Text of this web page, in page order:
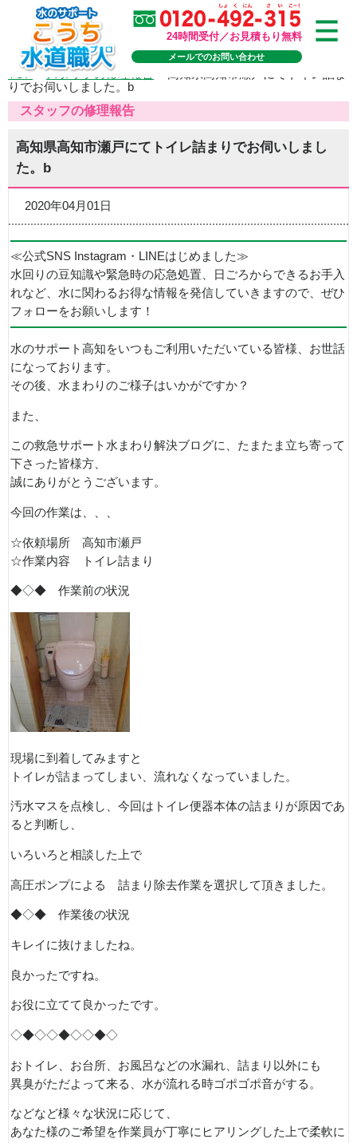
24時間受付／お見積もり無料
メールでのお問い合わせ
TOP>スタッフの修理報告
りでお伺いしました。b
スタッフの修理報告
高知県高知市瀬戸にてトイレ詰まりでお伺いしまし
た。b
2020年04月01日
≪公式SNS Instagram・LINEはじめました≫
水回りの豆知識や緊急時の応急処置、日ごろからできるお手入
れなど、水に関わるお得な情報を発信していきますので、ぜひ
フォローをお願いします！
水のサポート高知をいつもご利用いただいている皆様、お世話
になっております。
その後、水まわりのご様子はいかがですか？
また、
この救急サポート水まわり解決ブログに、たまたま立ち寄って
下さった皆様方、
誠にありがとうございます。
今回の作業は、、、
☆依頼場所 高知市瀬戸
☆作業内容 トイレ詰まり
◆◇◆ 作業前の状況
現場に到着してみますと
トイレが詰まってしまい、流れなくなっていました。
汚水マスを点検し、今回はトイレ便器本体の詰まりが原因であ
ると判断し、
いろいろと相談した上で
高圧ポンプによる 詰まり除去作業を選択して頂きました。
◆◇◆ 作業後の状況
キレイに抜けましたね。
良かったですね。
お役に立てて良かったです。
◇◆◇◇◆◇◇◆◇
おトイレ、お台所、お風呂などの水漏れ、詰まり以外にも
異臭がただよって来る、水が流れる時ゴポゴポ音がする。
などなど様々な状況に応じて、
あなた様のご希望を作業員が丁寧にヒアリングした上で柔軟に